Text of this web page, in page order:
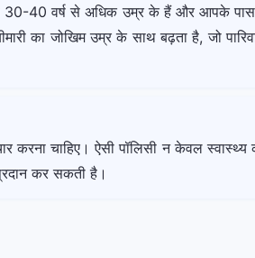
30-40 वर्ष से अधिक उम्र के हैं और आपके पास
का जोखिम उम्र के साथ बढ़ता है, जो
चाहिए। ऐसी पॉलिसी न केवल स्वास्थ्य की
कर सकती है।